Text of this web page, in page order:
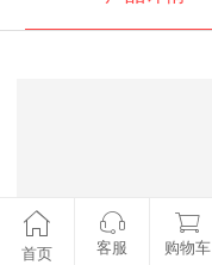
首页 客服 购物车